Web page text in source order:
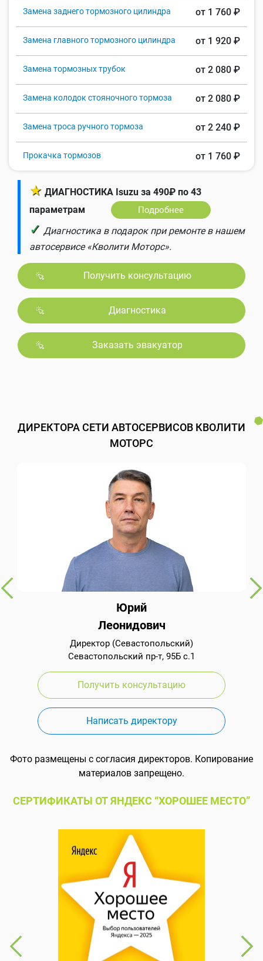
Замена заднего тормозного цилиндра от 1 760 ₽
Замена главного тормозного цилиндра от 1 920 ₽
Замена тормозных трубок от 2 080 ₽
Замена колодок стояночного тормоза от 2 080 ₽
Замена троса ручного тормоза от 2 240 ₽
Прокачка тормозов от 1 760 ₽
★ ДИАГНОСТИКА Isuzu за 490₽ по 43
параметрам
Подробнее
✓ Диагностика в подарок при ремонте в нашем
автосервисе «Кволити Моторс».
Получить консультацию
Диагностика
Заказать эвакуатор
ДИРЕКТОРА СЕТИ АВТОСЕРВИСОВ КВОЛИТИ
МОТОРС
Юрий
Леонидович
Директор (Севастопольский)
Севастопольский пр-т, 95Б с.1
Получить консультацию
Написать директору
Фото размещены с согласия директоров. Копирование
материалов запрещено.
СЕРТИФИКАТЫ ОТ ЯНДЕКС “ХОРОШЕЕ МЕСТО”